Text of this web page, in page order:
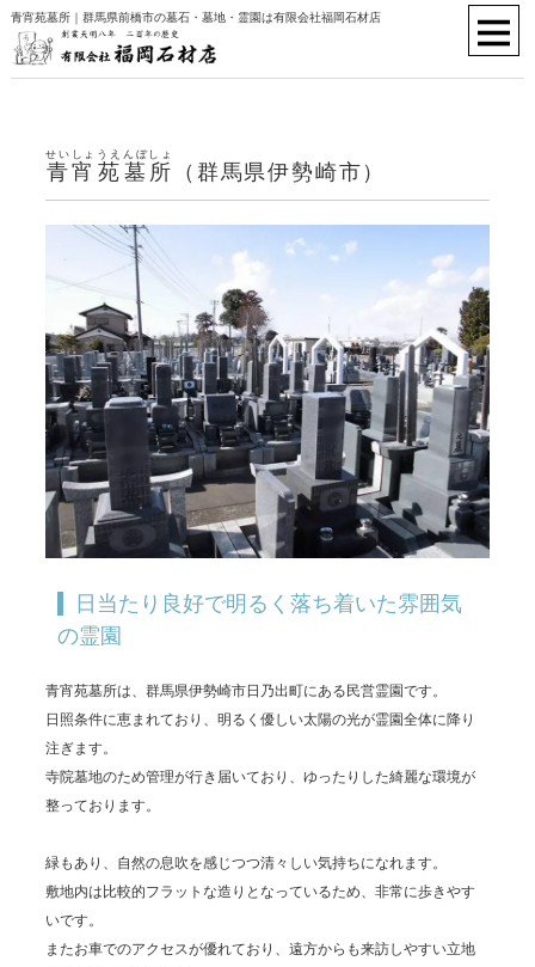
青宵苑墓所｜群馬県前橋市の墓石・墓地・霊園は有限会社福岡石材店
青宵苑墓所
せいしょうえんぼしょ
（群馬県伊勢崎市）
日当たり良好で明るく落ち着いた雰囲気
の霊園
青宵苑墓所は、群馬県伊勢崎市日乃出町にある民営霊園です。
日照条件に恵まれており、明るく優しい太陽の光が霊園全体に降り
注ぎます。
寺院墓地のため管理が行き届いており、ゆったりした綺麗な環境が
整っております。
緑もあり、自然の息吹を感じつつ清々しい気持ちになれます。
敷地内は比較的フラットな造りとなっているため、非常に歩きやす
いです。
またお車でのアクセスが優れており、遠方からも来訪しやすい立地